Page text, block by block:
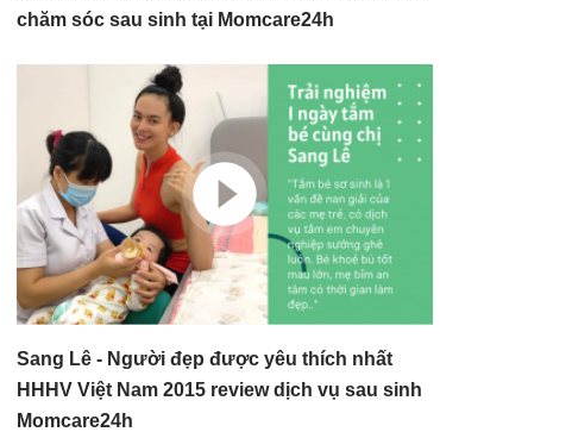
chăm sóc sau sinh tại Momcare24h
Sang Lê - Người đẹp được yêu thích nhất
HHHV Việt Nam 2015 review dịch vụ sau sinh
Momcare24h